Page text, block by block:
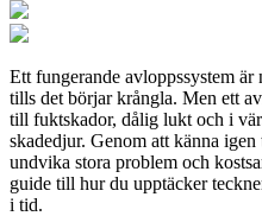
Ett fungerande avloppssystem är
tills det börjar krångla. Men ett
till fuktskador, dålig lukt och i
skadedjur. Genom att känna
undvika stora problem och
guide till hur du upptäcker
i tid.